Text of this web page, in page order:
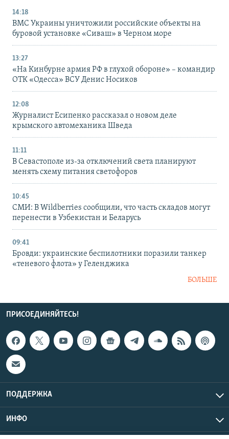
14:18
ВМС Украины уничтожили российские объекты на
буровой установке «Сиваш» в Черном море
13:27
«На Кинбурне армия РФ в глухой обороне» – командир
ОТК «Одесса» ВСУ Денис Носиков
12:08
Журналист Есипенко рассказал о новом деле
крымского автомеханика Шведа
11:11
В Севастополе из-за отключений света планируют
менять схему питания светофоров
10:45
СМИ: В Wildberries сообщили, что часть складов могут
перенести в Узбекистан и Беларусь
09:41
Бровди: украинские беспилотники поразили танкер
«теневого флота» у Геленджика
БОЛЬШЕ
ПРИСОЕДИНЯЙТЕСЬ!
ПОДДЕРЖКА
ИНФО